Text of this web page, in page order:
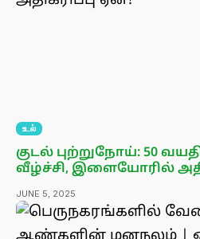
உடல்
குடல் புற்றுநோய்: 50
வீழ்ச்சி, இளையோரில்
JUNE 5, 2025